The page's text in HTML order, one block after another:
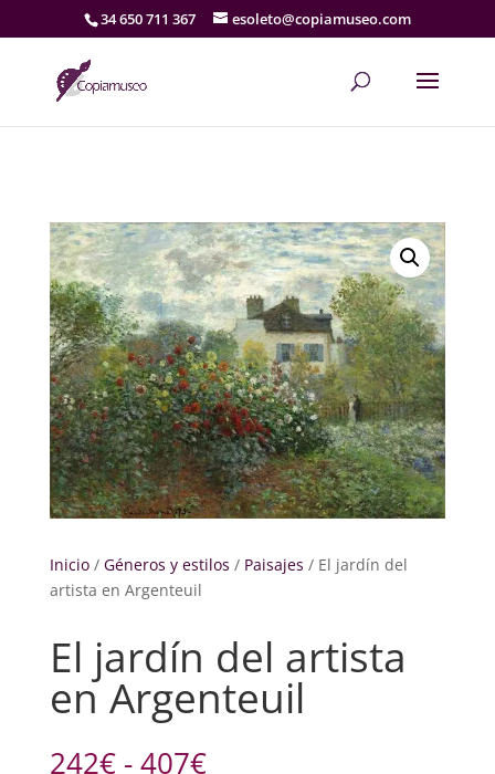
34 650 711 367 esoleto@copiamuseo.com
Inicio/ Géneros y estilos / Paisajes / El jardín del
artista en Argenteuil
El jardín del artista
en Argenteuil
242€ - 407€Rango